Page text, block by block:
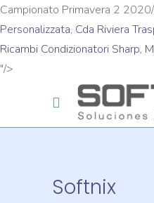
Campionato Primavera 2
Personalizzata, Cda Riviera
Ricambi Condizionatori Sharp,
"/>
Softnix